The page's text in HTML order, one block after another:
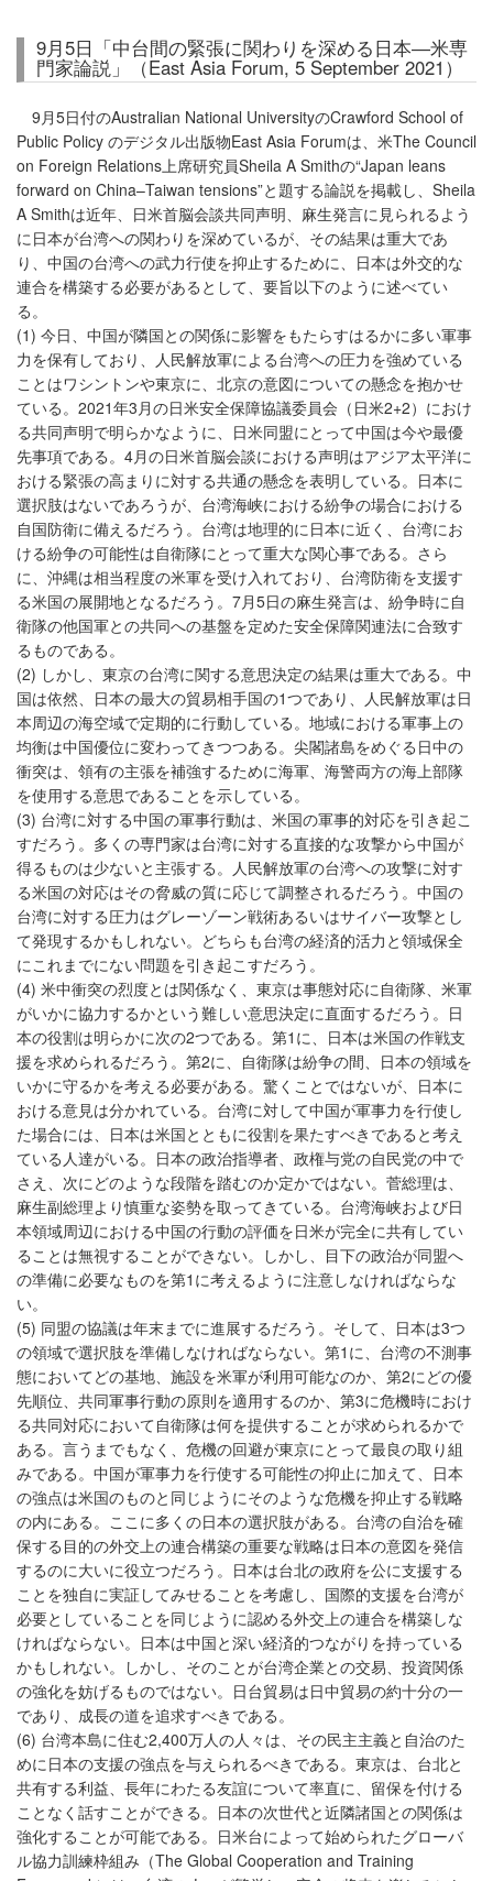
9月5日「中台間の緊張に関わりを深める日本―米専
門家論説」（East Asia Forum, 5 September 2021）
9月5日付のAustralian National UniversityのCrawford School of
Public Policy のデジタル出版物East Asia Forumは、米The Council
on Foreign Relations上席研究員Sheila A Smithの“Japan leans
forward on China–Taiwan tensions”と題する論説を掲載し、Sheila
A Smithは近年、日米首脳会談共同声明、麻生発言に見られるよう
に日本が台湾への関わりを深めているが、その結果は重大であ
り、中国の台湾への武力行使を抑止するために、日本は外交的な
連合を構築する必要があるとして、要旨以下のように述べてい
る。
(1) 今日、中国が隣国との関係に影響をもたらすはるかに多い軍事
力を保有しており、人民解放軍による台湾への圧力を強めている
ことはワシントンや東京に、北京の意図についての懸念を抱かせ
ている。2021年3月の日米安全保障協議委員会（日米2+2）におけ
る共同声明で明らかなように、日米同盟にとって中国は今や最優
先事項である。4月の日米首脳会談における声明はアジア太平洋に
おける緊張の高まりに対する共通の懸念を表明している。日本に
選択肢はないであろうが、台湾海峡における紛争の場合における
自国防衛に備えるだろう。台湾は地理的に日本に近く、台湾にお
ける紛争の可能性は自衛隊にとって重大な関心事である。さら
に、沖縄は相当程度の米軍を受け入れており、台湾防衛を支援す
る米国の展開地となるだろう。7月5日の麻生発言は、紛争時に自
衛隊の他国軍との共同への基盤を定めた安全保障関連法に合致す
るものである。
(2) しかし、東京の台湾に関する意思決定の結果は重大である。中
国は依然、日本の最大の貿易相手国の1つであり、人民解放軍は日
本周辺の海空域で定期的に行動している。地域における軍事上の
均衡は中国優位に変わってきつつある。尖閣諸島をめぐる日中の
衝突は、領有の主張を補強するために海軍、海警両方の海上部隊
を使用する意思であることを示している。
(3) 台湾に対する中国の軍事行動は、米国の軍事的対応を引き起こ
すだろう。多くの専門家は台湾に対する直接的な攻撃から中国が
得るものは少ないと主張する。人民解放軍の台湾への攻撃に対す
る米国の対応はその脅威の質に応じて調整されるだろう。中国の
台湾に対する圧力はグレーゾーン戦術あるいはサイバー攻撃とし
て発現するかもしれない。どちらも台湾の経済的活力と領域保全
にこれまでにない問題を引き起こすだろう。
(4) 米中衝突の烈度とは関係なく、東京は事態対応に自衛隊、米軍
がいかに協力するかという難しい意思決定に直面するだろう。日
本の役割は明らかに次の2つである。第1に、日本は米国の作戦支
援を求められるだろう。第2に、自衛隊は紛争の間、日本の領域を
いかに守るかを考える必要がある。驚くことではないが、日本に
おける意見は分かれている。台湾に対して中国が軍事力を行使し
た場合には、日本は米国とともに役割を果たすべきであると考え
ている人達がいる。日本の政治指導者、政権与党の自民党の中で
さえ、次にどのような段階を踏むのか定かではない。菅総理は、
麻生副総理より慎重な姿勢を取ってきている。台湾海峡および日
本領域周辺における中国の行動の評価を日米が完全に共有してい
ることは無視することができない。しかし、目下の政治が同盟へ
の準備に必要なものを第1に考えるように注意しなければならな
い。
(5) 同盟の協議は年末までに進展するだろう。そして、日本は3つ
の領域で選択肢を準備しなければならない。第1に、台湾の不測事
態においてどの基地、施設を米軍が利用可能なのか、第2にどの優
先順位、共同軍事行動の原則を適用するのか、第3に危機時におけ
る共同対応において自衛隊は何を提供することが求められるかで
ある。言うまでもなく、危機の回避が東京にとって最良の取り組
みである。中国が軍事力を行使する可能性の抑止に加えて、日本
の強点は米国のものと同じようにそのような危機を抑止する戦略
の内にある。ここに多くの日本の選択肢がある。台湾の自治を確
保する目的の外交上の連合構築の重要な戦略は日本の意図を発信
するのに大いに役立つだろう。日本は台北の政府を公に支援する
ことを独自に実証してみせることを考慮し、国際的支援を台湾が
必要としていることを同じように認める外交上の連合を構築しな
ければならない。日本は中国と深い経済的つながりを持っている
かもしれない。しかし、そのことが台湾企業との交易、投資関係
の強化を妨げるものではない。日台貿易は日中貿易の約十分の一
であり、成長の道を追求すべきである。
(6) 台湾本島に住む2,400万人の人々は、その民主主義と自治のた
めに日本の支援の強点を与えられるべきである。東京は、台北と
共有する利益、長年にわたる友誼について率直に、留保を付ける
ことなく話すことができる。日本の次世代と近隣諸国との関係は
強化することが可能である。日米台によって始められたグローバ
ル協力訓練枠組み（The Global Cooperation and Training